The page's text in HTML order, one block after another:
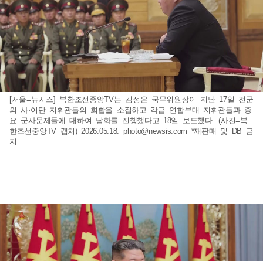
[서울=뉴시스] 북한조선중앙TV는 김정은 국무위원장이 지난 17일 전군
의 사·여단 지휘관들의 회합을 소집하고 각급 연합부대 지휘관들과 중
요 군사문제들에 대하여 담화를 진행했다고 18일 보도했다. (사진=북
한조선중앙TV 캡처) 2026.05.18. photo@newsis.com *재판매 및 DB 금
지